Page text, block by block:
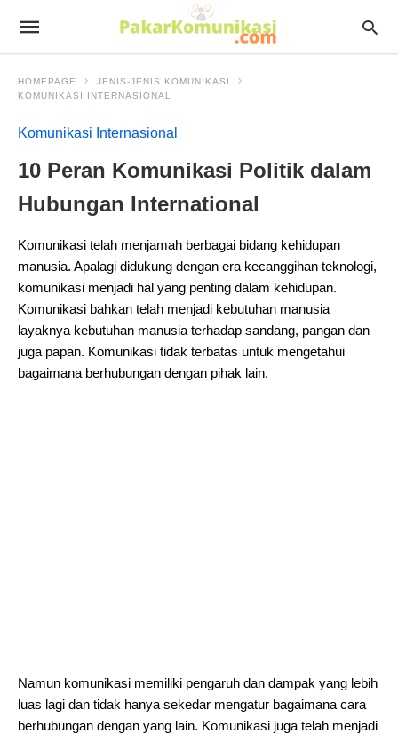
HOMEPAGE
JENIS-JENIS KOMUNIKASI
KOMUNIKASI INTERNASIONAL
Komunikasi Internasional
10 Peran Komunikasi Politik dalam
Hubungan International
Komunikasi telah menjamah berbagai bidang kehidupan
manusia. Apalagi didukung dengan era kecanggihan teknologi,
komunikasi menjadi hal yang penting dalam kehidupan.
Komunikasi bahkan telah menjadi kebutuhan manusia
layaknya kebutuhan manusia terhadap sandang, pangan dan
juga papan. Komunikasi tidak terbatas untuk mengetahui
bagaimana berhubungan dengan pihak lain.
Namun komunikasi memiliki pengaruh dan dampak yang lebih
luas lagi dan tidak hanya sekedar mengatur bagaimana cara
berhubungan dengan yang lain. Komunikasi juga telah menjadi